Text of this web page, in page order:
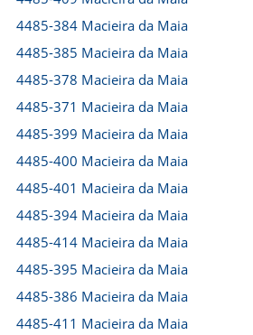
4485-384 Macieira da Maia
4485-385 Macieira da Maia
4485-378 Macieira da Maia
4485-371 Macieira da Maia
4485-399 Macieira da Maia
4485-400 Macieira da Maia
4485-401 Macieira da Maia
4485-394 Macieira da Maia
4485-414 Macieira da Maia
4485-395 Macieira da Maia
4485-386 Macieira da Maia
4485-411 Macieira da Maia